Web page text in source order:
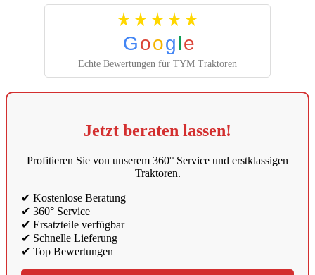
G o o g l e
Echte Bewertungen für TYM Traktoren
Jetzt beraten lassen!
Profitieren Sie von unserem 360° Service und erstklassigen
Traktoren.
✔ Kostenlose Beratung
✔ 360° Service
✔ Ersatzteile verfügbar
✔ Schnelle Lieferung
✔ Top Bewertungen